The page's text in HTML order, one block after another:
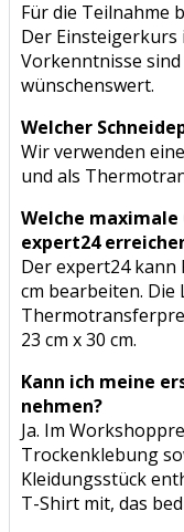
Für die Teilnahme
Der Einsteigerkurs
Vorkenntnisse
wünschenswert.
Welcher
Wir verwenden
und als
Welche
expert24
Der expert24 kann
cm bearbeiten. Die
23 cm x 30 cm.
Kann ich meine
nehmen?
Ja. Im
Trockenklebung
Kleidungsstück
T-Shirt mit, das